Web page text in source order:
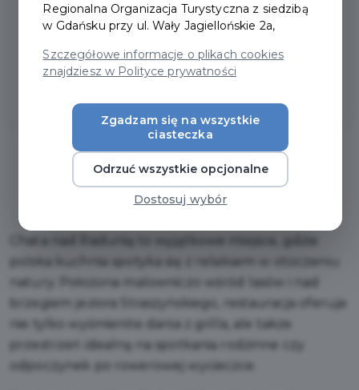
20% rabatu na sałatki
20% rabatu na koktajle
15% rabatu na deski grillowe
Regulamin i warunki
polska kuchnia spotyka się z relaksem w otoczeniu
natury. Położona malowniczo wśród lasów i nad
brzegiem jeziora Straszyńskiego, restauracja oferuje
nie tylko wyśmienite dania z grilla, ale także
przestrzeń idealną na spotkania rodzinne czy
odpoczynek po rowerowej wycieczce.
Regionalna Organizacja Turystyczna z siedzibą
w Gdańsku przy ul. Wały Jagiellońskie 2a,
Szczegółowe informacje o plikach cookies
znajdziesz w Polityce prywatności
Zgadzam się na wszystkie
ciasteczka
Odrzuć wszystkie opcjonalne
Dostosuj wybór